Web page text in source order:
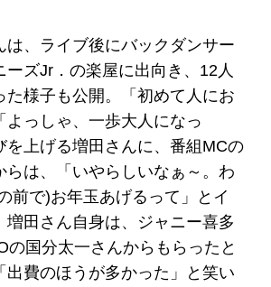
は、ライブ後にバックダンサー
ーズJr．の楽屋に出向き、12人
た様子も公開。「初めて人にお
よっしゃ、一歩大人になっ
を上げる増田さんに、番組MCの
らは、「いやらしいなぁ～。わ
前で)お年玉あげるって」とイ
増田さん自身は、ジャニー喜多
の国分太一さんからもらったと
出費のほうが多かった」と笑い